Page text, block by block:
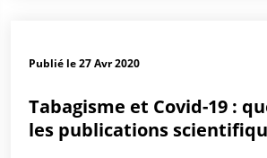
Publié le 27 Avr 2020
Tabagisme et Covid-19 :
les publications